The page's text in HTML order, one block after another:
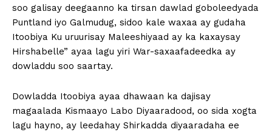
soo galisay deegaanno ka tirsan dawlad goboleedyada
Puntland iyo Galmudug, sidoo kale waxaa ay gudaha
Itoobiya Ku uruurisay Maleeshiyaad ay ka kaxaysay
Hirshabelle” ayaa lagu yiri War-saxaafadeedka ay
dowladdu soo saartay.
Dowladda Itoobiya ayaa dhawaan ka dajisay
magaalada Kismaayo Labo Diyaaradood, oo sida xogta
lagu hayno, ay leedahay Shirkadda diyaaradaha ee